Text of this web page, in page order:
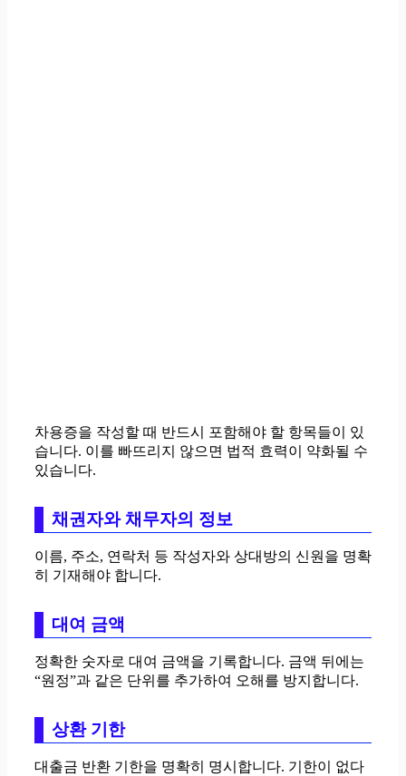
차용증을 작성할 때 반드시 포함해야 할 항목들이 있
습니다. 이를 빠뜨리지 않으면 법적 효력이 약화될 수
있습니다.
채권자와 채무자의 정보
이름, 주소, 연락처 등 작성자와 상대방의 신원을 명확
히 기재해야 합니다.
대여 금액
정확한 숫자로 대여 금액을 기록합니다. 금액 뒤에는
“원정”과 같은 단위를 추가하여 오해를 방지합니다.
상환 기한
대출금 반환 기한을 명확히 명시합니다. 기한이 없다